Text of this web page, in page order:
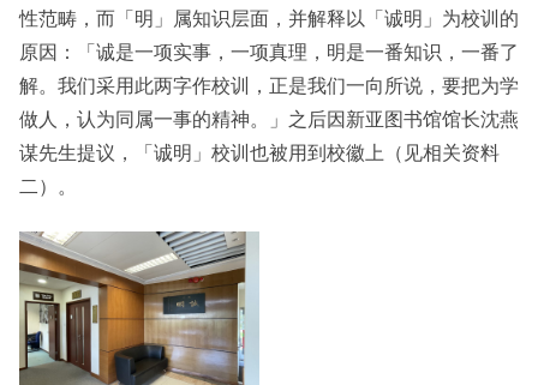
性范畴，而「明」属知识层面，并解释以「诚明」为校训的
原因：「诚是一项实事，一项真理，明是一番知识，一番了
解。我们采用此两字作校训，正是我们一向所说，要把为学
做人，认为同属一事的精神。」之后因新亚图书馆馆长沈燕
谋先生提议，「诚明」校训也被用到校徽上（见相关资料
二）。